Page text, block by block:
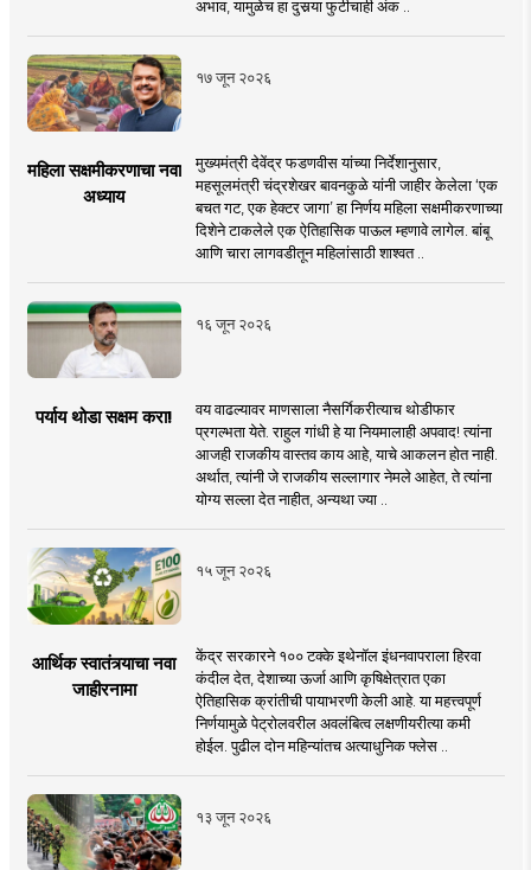
अभाव, यामुळेच हा दुसर्‍या फुटीचाही अंक ..
१७ जून २०२६
महिला सक्षमीकरणाचा नवा
अध्याय
मुख्यमंत्री देवेंद्र फडणवीस यांच्या निर्देशानुसार,
महसूलमंत्री चंद्रशेखर बावनकुळे यांनी जाहीर केलेला ‘एक
बचत गट, एक हेक्टर जागा’ हा निर्णय महिला सक्षमीकरणाच्या
दिशेने टाकलेले एक ऐतिहासिक पाऊल म्हणावे लागेल. बांबू
आणि चारा लागवडीतून महिलांसाठी शाश्वत ..
१६ जून २०२६
पर्याय थोडा सक्षम करा!
वय वाढल्यावर माणसाला नैसर्गिकरीत्याच थोडीफार
प्रगल्भता येते. राहुल गांधी हे या नियमालाही अपवाद! त्यांना
आजही राजकीय वास्तव काय आहे, याचे आकलन होत नाही.
अर्थात, त्यांनी जे राजकीय सल्लागार नेमले आहेत, ते त्यांना
योग्य सल्ला देत नाहीत, अन्यथा ज्या ..
१५ जून २०२६
आर्थिक स्वातंत्र्याचा नवा
जाहीरनामा
केंद्र सरकारने १०० टक्के इथेनॉल इंधनवापराला हिरवा
कंदील देत, देशाच्या ऊर्जा आणि कृषिक्षेत्रात एका
ऐतिहासिक क्रांतीची पायाभरणी केली आहे. या महत्त्वपूर्ण
निर्णयामुळे पेट्रोलवरील अवलंबित्व लक्षणीयरीत्या कमी
होईल. पुढील दोन महिन्यांतच अत्याधुनिक फ्लेस ..
१३ जून २०२६